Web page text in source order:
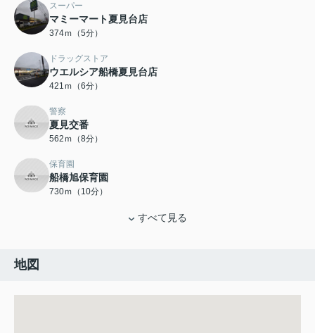
スーパー
マミーマート夏見台店
374ｍ（5分）
ドラッグストア
ウエルシア船橋夏見台店
421ｍ（6分）
警察
夏見交番
562ｍ（8分）
保育園
船橋旭保育園
730ｍ（10分）
すべて見る
地図